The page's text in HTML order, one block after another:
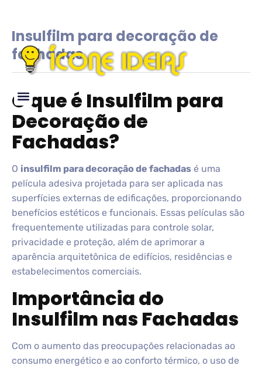
Insulfilm para decoração de
fachadas
O que é Insulfilm para
Decoração de
Fachadas?
O insulfilm para decoração de fachadas é uma
película adesiva projetada para ser aplicada nas
superfícies externas de edificações, proporcionando
benefícios estéticos e funcionais. Essas películas são
frequentemente utilizadas para controle solar,
privacidade e proteção, além de aprimorar a
aparência arquitetônica de edifícios, residências e
estabelecimentos comerciais.
Importância do
Insulfilm nas Fachadas
Com o aumento das preocupações relacionadas ao
consumo energético e ao conforto térmico, o uso de